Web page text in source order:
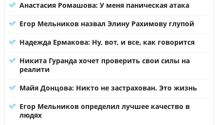
Анастасия Ромашова: У меня паническая атака
Егор Мельников назвал Элину Рахимову глупой
Надежда Ермакова: Ну, вот, и все, как говорится
Никита Гуранда хочет проверить свои силы на
реалити
Майя Донцова: Никто не застрахован. Это жизнь
Егор Мельников определил лучшее качество в
людях